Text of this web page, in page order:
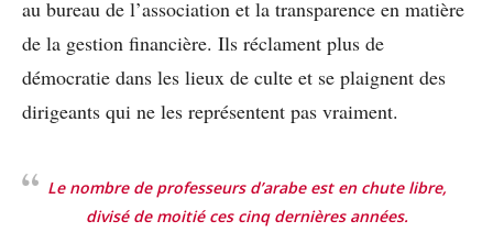
au bureau de l’association et la transparence en matière
de la gestion financière. Ils réclament plus de
démocratie dans les lieux de culte et se plaignent des
dirigeants qui ne les représentent pas vraiment.
Le nombre de professeurs d’arabe est en chute libre,
divisé de moitié ces cinq dernières années.